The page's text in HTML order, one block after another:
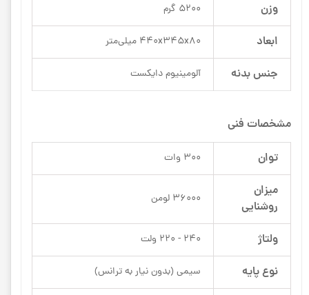
وزن 5200 گرم
ابعاد 440x345x80 میلی‌متر
جنس بدنه آلومینیوم دایکست
مشخصات فنی
توان 300 وات
میزان
روشنایی
36000 لومن
ولتاژ 240 - 220 ولت
نوع پایه سیمی (بدون نیار به ترانس)